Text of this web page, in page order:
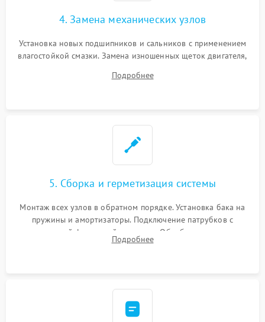
4. Замена механических узлов
Установка новых подшипников и сальников с применением
влагостойкой смазки. Замена изношенных щеток двигателя,
или поврежденной резиновой манжеты.
Подробнее
5. Сборка и герметизация системы
Монтаж всех узлов в обратном порядке. Установка бака на
пружины и амортизаторы. Подключение патрубков с
надежной фиксацией хомутами. Обработка стыков
герметиком для предотвращения возможных протечек воды.
Подробнее